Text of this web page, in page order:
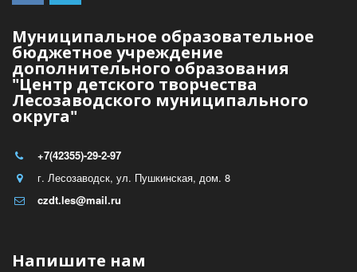
Муниципальное образовательное
бюджетное учреждение
дополнительного образования
"Центр детского творчества
Лесозаводского муниципального
округа"
+7(42355)-29-2-97
г. Лесозаводск, ул. Пушкинская, дом. 8
czdt.les@mail.ru
Напишите нам